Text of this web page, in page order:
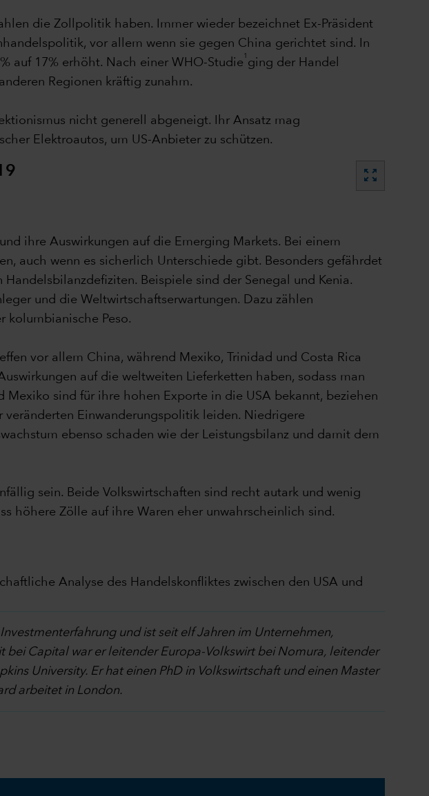
die Zollpolitik haben. Immer wieder bezeichnet Ex-Präsident
vor allem wenn sie gegen China gerichtet sind. In
auf 17% erhöht. Nach einer WHO-Studie
1
ging der Handel
Regionen kräftig zunahm.
nicht generell abgeneigt. Ihr Ansatz mag
Elektroautos, um US-Anbieter zu schützen.
zoom_out_map
ihre Auswirkungen auf die Emerging Markets. Bei einem
auch wenn es sicherlich Unterschiede gibt. Besonders gefährdet
Beispiele sind der Senegal und Kenia.
und die Weltwirtschaftserwartungen. Dazu zählen
kolumbianische Peso.
vor allem China, während Mexiko, Trinidad und Costa Rica
auf die weltweiten Lieferketten haben, sodass man
Mexiko sind für ihre hohen Exporte in die USA bekannt, beziehen
Einwanderungspolitik leiden. Niedrigere
ebenso schaden wie der Leistungsbilanz und damit dem
sein. Beide Volkswirtschaften sind recht autark und wenig
höhere Zölle auf ihre Waren eher unwahrscheinlich sind.
Analyse des Handelskonfliktes zwischen den USA und
und ist seit elf Jahren im Unternehmen,
bei Capital war er leitender Europa-Volkswirt bei Nomura, leitender
University. Er hat einen PhD in Volkswirtschaft und einen Master
arbeitet in London.